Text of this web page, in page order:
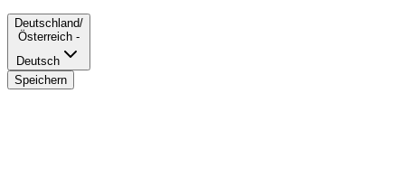
Deutschland/
Österreich -
Deutsch
Speichern